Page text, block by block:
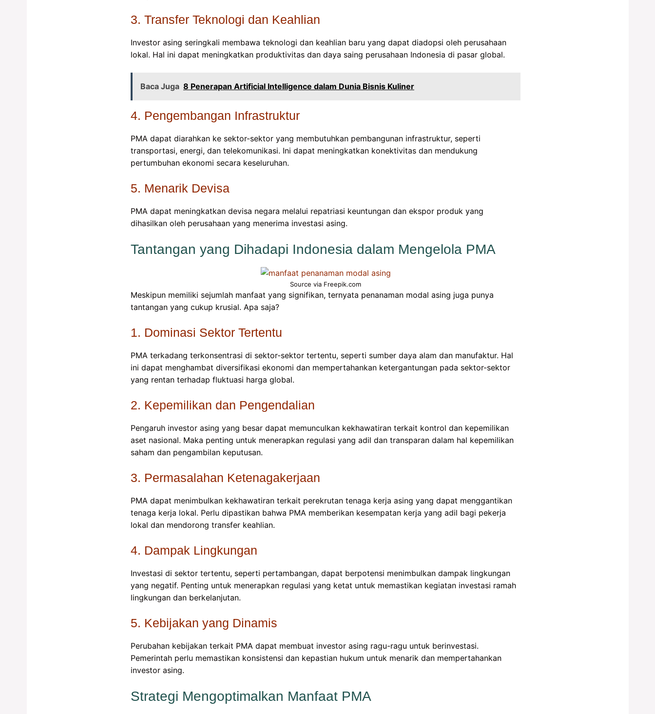
3. Transfer Teknologi dan Keahlian
Investor asing seringkali membawa teknologi dan keahlian baru yang dapat diadopsi oleh perusahaan
lokal. Hal ini dapat meningkatkan produktivitas dan daya saing perusahaan Indonesia di pasar global.
Baca Juga 8 Penerapan Artificial Intelligence dalam Dunia Bisnis Kuliner
4. Pengembangan Infrastruktur
PMA dapat diarahkan ke sektor-sektor yang membutuhkan pembangunan infrastruktur, seperti
transportasi, energi, dan telekomunikasi. Ini dapat meningkatkan konektivitas dan mendukung
pertumbuhan ekonomi secara keseluruhan.
5. Menarik Devisa
PMA dapat meningkatkan devisa negara melalui repatriasi keuntungan dan ekspor produk yang
dihasilkan oleh perusahaan yang menerima investasi asing.
Tantangan yang Dihadapi Indonesia dalam Mengelola PMA
Source via Freepik.com
Meskipun memiliki sejumlah manfaat yang signifikan, ternyata penanaman modal asing juga punya
tantangan yang cukup krusial. Apa saja?
1. Dominasi Sektor Tertentu
PMA terkadang terkonsentrasi di sektor-sektor tertentu, seperti sumber daya alam dan manufaktur. Hal
ini dapat menghambat diversifikasi ekonomi dan mempertahankan ketergantungan pada sektor-sektor
yang rentan terhadap fluktuasi harga global.
2. Kepemilikan dan Pengendalian
Pengaruh investor asing yang besar dapat memunculkan kekhawatiran terkait kontrol dan kepemilikan
aset nasional. Maka penting untuk menerapkan regulasi yang adil dan transparan dalam hal kepemilikan
saham dan pengambilan keputusan.
3. Permasalahan Ketenagakerjaan
PMA dapat menimbulkan kekhawatiran terkait perekrutan tenaga kerja asing yang dapat menggantikan
tenaga kerja lokal. Perlu dipastikan bahwa PMA memberikan kesempatan kerja yang adil bagi pekerja
lokal dan mendorong transfer keahlian.
4. Dampak Lingkungan
Investasi di sektor tertentu, seperti pertambangan, dapat berpotensi menimbulkan dampak lingkungan
yang negatif. Penting untuk menerapkan regulasi yang ketat untuk memastikan kegiatan investasi ramah
lingkungan dan berkelanjutan.
5. Kebijakan yang Dinamis
Perubahan kebijakan terkait PMA dapat membuat investor asing ragu-ragu untuk berinvestasi.
Pemerintah perlu memastikan konsistensi dan kepastian hukum untuk menarik dan mempertahankan
investor asing.
Strategi Mengoptimalkan Manfaat PMA